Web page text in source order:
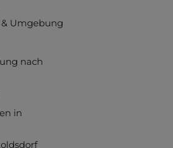
Umgebung
nach
in